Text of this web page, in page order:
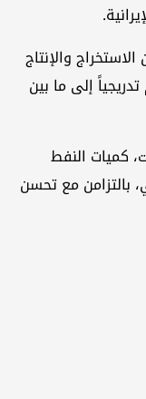
والإنتاج
إلى ما بين
النفط
مع تحسن